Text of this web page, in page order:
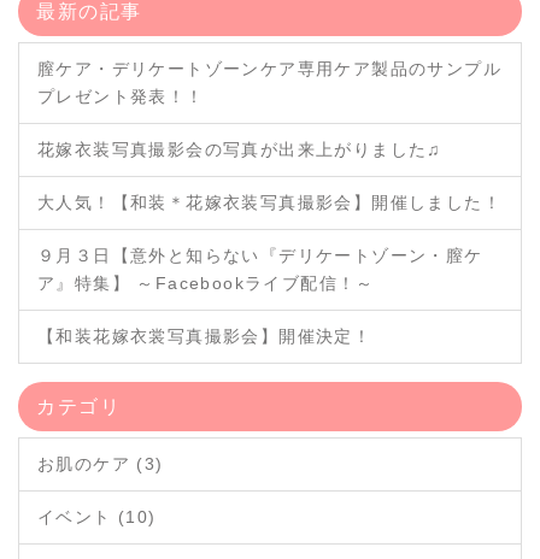
最新の記事
膣ケア・デリケートゾーンケア専用ケア製品のサンプル
プレゼント発表！！
花嫁衣装写真撮影会の写真が出来上がりました♫
大人気！【和装＊花嫁衣装写真撮影会】開催しました！
９月３日【意外と知らない『デリケートゾーン・膣ケ
ア』特集】 ～Facebookライブ配信！～
【和装花嫁衣裳写真撮影会】開催決定！
カテゴリ
お肌のケア (3)
イベント (10)